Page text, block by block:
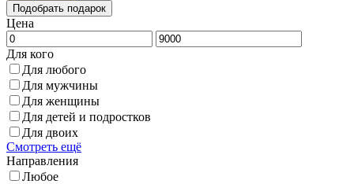
Цена
Для кого
Для любого
Для мужчины
Для женщины
Для детей и подростков
Для двоих
Смотреть ещё
Направления
Любое